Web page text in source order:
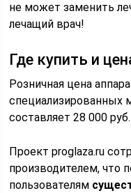
не может заменить
лечащий врач!
Где купить и
Розничная цена
специализированных
составляет 28 000 руб.
Проект proglaza.ru
производителем, что
пользователям